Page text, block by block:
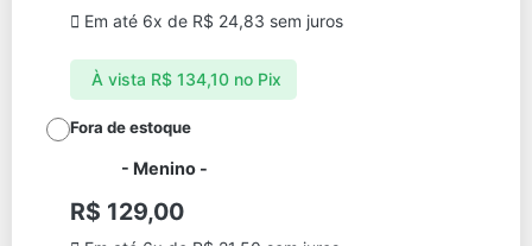
Em até 6x de R$ 24,83 sem juros
À vista R$134,10 no Pix
Fora de estoque
- Menino -
R$ 129,00